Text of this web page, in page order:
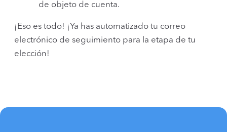
de objeto de cuenta.
¡Eso es todo! ¡Ya has automatizado tu correo
electrónico de seguimiento para la etapa de tu
elección!